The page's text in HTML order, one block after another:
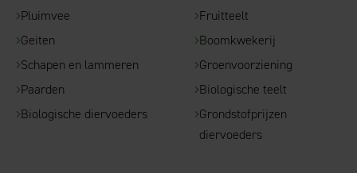
Pluimvee
Geiten
Schapen en lammeren
Paarden
Biologische diervoeders
Fruitteelt
Boomkwekerij
Groenvoorziening
Biologische teelt
Grondstofprijzen
diervoeders